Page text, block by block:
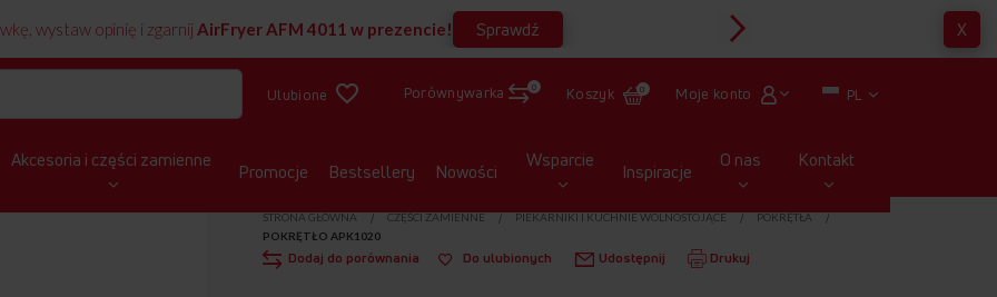
wystaw opinię i zgarnij AirFryer AFM 4011 w prezencie! Sprawdź X
Ulubione Porównywarka 0 Koszyk 0 Moje konto PL
Akcesoria i części zamienne Promocje Bestsellery Nowości Wsparcie Inspiracje O nas Kontakt
STRONA GŁÓWNA CZĘŚCI ZAMIENNE PIEKARNIKI I KUCHNIE WOLNOSTOJĄCE
POKRĘTŁA
POKRĘTŁO APK1020
Dodaj do porównania Do ulubionych Udostępnij Drukuj